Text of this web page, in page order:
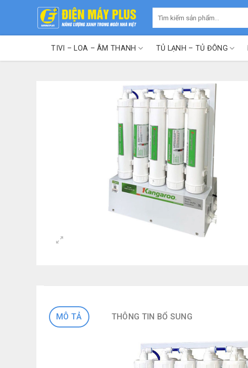
kiếm:
TIVI – LOA – ÂM THANH TỦ LẠNH – TỦ ĐÔNG
MÔ TẢ THÔNG TIN BỔ SUNG